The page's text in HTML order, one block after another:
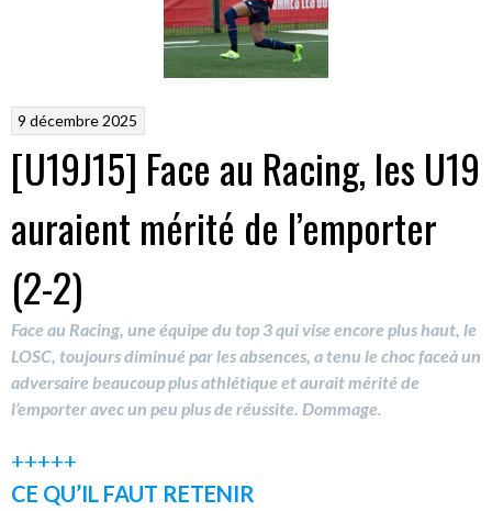
9 décembre 2025
[U19J15] Face au Racing, les U19
auraient mérité de l’emporter
(2-2)
Face au Racing, une équipe du top 3 qui vise encore plus haut, le
LOSC, toujours diminué par les absences, a tenu le choc faceà un
adversaire beaucoup plus athlétique et aurait mérité de
l’emporter avec un peu plus de réussite. Dommage.
+++++
CE QU’IL FAUT RETENIR